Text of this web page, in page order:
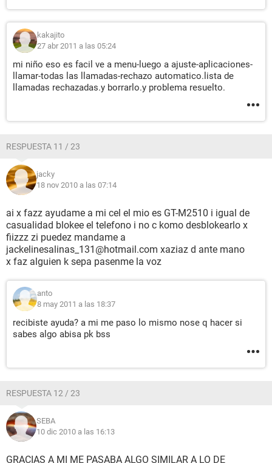
kakajito
27 abr 2011 a las 05:24
mi niño eso es facil ve a menu-luego a ajuste-aplicaciones-
llamar-todas las llamadas-rechazo automatico.lista de
llamadas rechazadas.y borrarlo.y problema resuelto.
RESPUESTA 11 / 23
jacky
18 nov 2010 a las 07:14
ai x fazz ayudame a mi cel el mio es GT-M2510 i igual de
casualidad blokee el telefono i no c komo desblokearlo x
fiizzz zi puedez mandame a
jackelinesalinas_131@hotmail.com xaziaz d ante mano
x faz alguien k sepa pasenme la voz
anto
8 may 2011 a las 18:37
recibiste ayuda? a mi me paso lo mismo nose q hacer si
sabes algo abisa pk bss
RESPUESTA 12 / 23
SEBA
10 dic 2010 a las 16:13
GRACIAS A MI ME PASABA ALGO SIMILAR A LO DE